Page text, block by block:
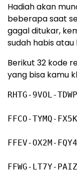
Hadiah akan
beberapa saat
gagal ditukar,
sudah habis atau
Berikut 32 kode
yang bisa kamu
RHTG-9VOL-TDWP
FFCO-TYMQ-FX5K
FFEV-OX2M-FQY4
FFWG-LT7Y-PAIZ